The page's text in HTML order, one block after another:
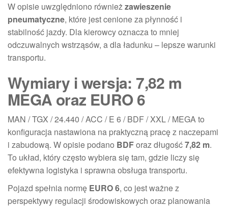
W opisie uwzględniono równieżzawieszenie
pneumatyczne, które jest cenione za płynność i
stabilność jazdy. Dla kierowcy oznacza to mniej
odczuwalnych wstrząsów, a dla ładunku – lepsze warunki
transportu.
Wymiary i wersja: 7,82 m
MEGA oraz EURO 6
MAN / TGX / 24.440 / ACC / E 6 / BDF / XXL / MEGA to
konfiguracja nastawiona na praktyczną pracę z naczepami
i zabudową. W opisie podano BDForaz długość7,82 m.
To układ, który często wybiera się tam, gdzie liczy się
efektywna logistyka i sprawna obsługa transportu.
Pojazd spełnia normę EURO 6, co jest ważne z
perspektywy regulacji środowiskowych oraz planowania